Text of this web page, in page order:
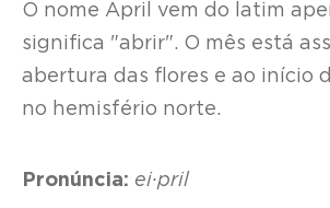
O nome April vem do latim
significa "abrir". O mês está
abertura das flores e ao início
no hemisfério norte.
Pronúncia: ei·pril